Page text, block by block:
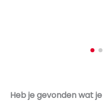
Heb je gevonden wat